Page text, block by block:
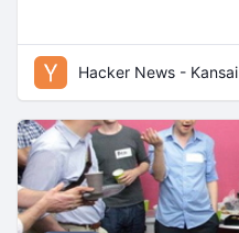
Hacker News - Kansai